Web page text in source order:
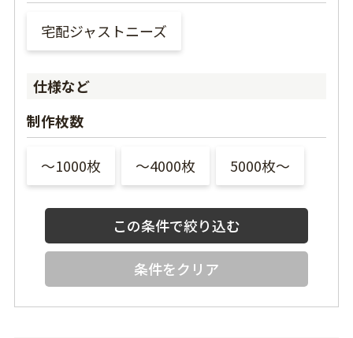
宅配ジャストニーズ
仕様など
制作枚数
〜1000枚 〜4000枚 5000枚〜
条件をクリア